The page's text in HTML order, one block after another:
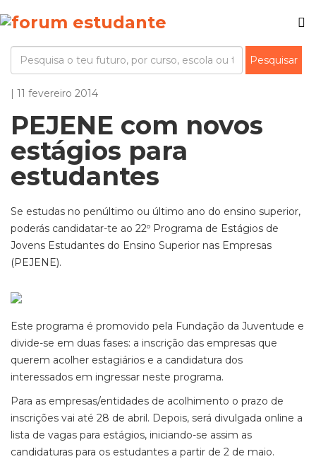
| 11 fevereiro 2014
PEJENE com novos
estágios para
estudantes
Se estudas no penúltimo ou último ano do ensino superior,
poderás candidatar-te ao 22º Programa de Estágios de
Jovens Estudantes do Ensino Superior nas Empresas
(PEJENE).
Este programa é promovido pela Fundação da Juventude e
divide-se em duas fases: a inscrição das empresas que
querem acolher estagiários e a candidatura dos
interessados em ingressar neste programa.
Para as empresas/entidades de acolhimento o prazo de
inscrições vai até 28 de abril. Depois, será divulgada online a
lista de vagas para estágios, iniciando-se assim as
candidaturas para os estudantes a partir de 2 de maio.